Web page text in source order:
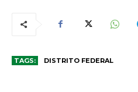
TAGS: DISTRITO FEDERAL